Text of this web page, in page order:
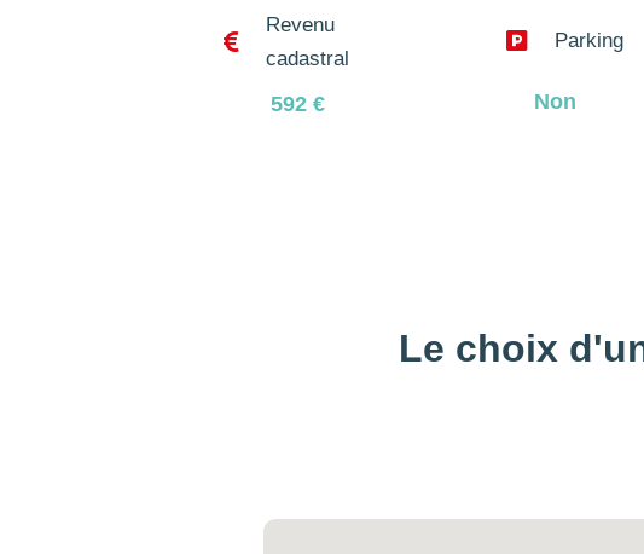

Revenu
cadastral
592€
 Parking
Non
Le choix